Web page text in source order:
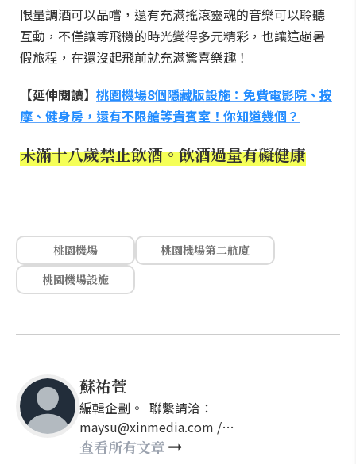
限量調酒可以品嚐，還有充滿搖滾靈魂的音樂可以聆聽
互動，不僅讓等飛機的時光變得多元精彩，也讓這趟暑
假旅程，在還沒起飛前就充滿驚喜樂趣！
【延伸閱讀】 桃園機場8個隱藏版設施：免費電影院、按
摩、健身房，還有不限艙等貴賓室！你知道幾個？
未滿十八歲禁止飲酒。飲酒過量有礙健康
桃園機場
桃園機場第二航廈
桃園機場設施
蘇祐萱
編輯企劃。 聯繫請洽：
maysu@xinmedia.com /
may860527@gmail.com
查看所有文章